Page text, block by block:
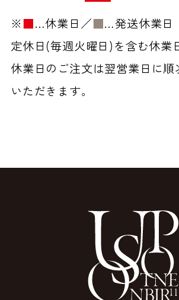
※■…休業日／■…発送休業日
定休日(毎週火曜日)を含む休業
休業日のご注文は翌営業日に順
いただきます。